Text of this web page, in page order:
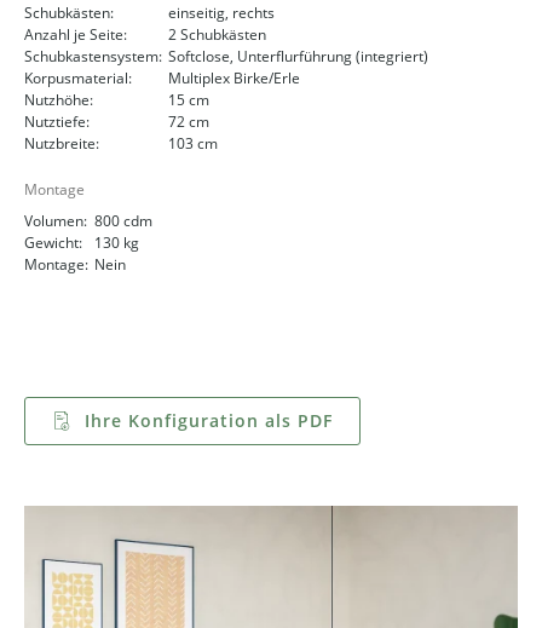
Schubkästen:
einseitig, rechts
Anzahl je Seite:
2 Schubkästen
Schubkastensystem: Softclose, Unterflurführung (integriert)
Korpusmaterial:
Multiplex Birke/Erle
Nutzhöhe:
15 cm
Nutztiefe:
72 cm
Nutzbreite:
103 cm
Montage
Volumen: 800 cdm
Gewicht:
130 kg
Montage: Nein
Ihre Konfiguration als PDF